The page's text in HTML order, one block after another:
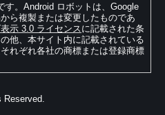
す。Android ロボットは、Google
ら複製または変更したものであ
示 3.0 ライセンスに記載された条
他、本サイト内に記載されている
れぞれ各社の商標または登録商標
Reserved.